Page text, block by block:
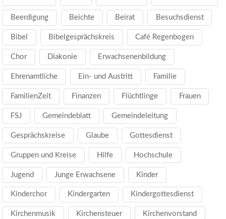
Beerdigung Beichte Beirat Besuchsdienst
Bibel Bibelgesprächskreis Café Regenbogen
Chor Diakonie Erwachsenenbildung
Ehrenamtliche Ein- und Austritt Familie
FamilienZeit Finanzen Flüchtlinge Frauen
FSJ Gemeindeblatt Gemeindeleitung
Gesprächskreise Glaube Gottesdienst
Gruppen und Kreise Hilfe Hochschule
Jugend Junge Erwachsene Kinder
Kinderchor Kindergarten Kindergottesdienst
Kirchenmusik Kirchensteuer Kirchenvorstand